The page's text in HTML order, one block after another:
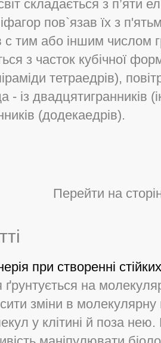
складається з п’яти
пов`язав їх з
с тим або іншим числом
з часток кубічної
тетраедрів),
- із двадцятигранників
(додекаедрів).
Перейти на
при створенні
ґрунтується на
зміни в
у клітині й поза